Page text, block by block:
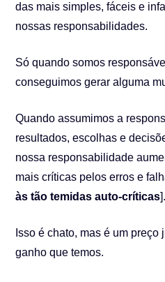
das mais simples, fáceis e
nossas responsabilidades.
Só quando somos
conseguimos gerar alguma
Quando assumimos a
resultados, escolhas e
nossa responsabilidade
mais críticas pelos erros e
às tão temidas auto-críticas].
Isso é chato, mas é um
ganho que temos.